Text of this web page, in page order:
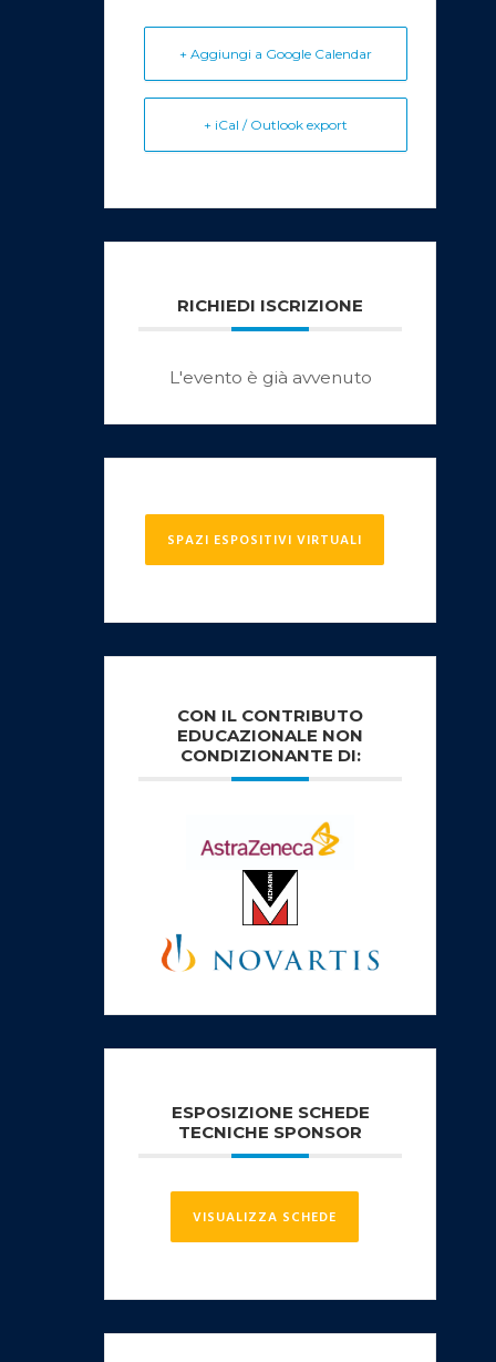
+ Aggiungi a Google Calendar
+ iCal / Outlook export
RICHIEDI ISCRIZIONE
L'evento è già avvenuto
SPAZI ESPOSITIVI VIRTUALI
CON IL CONTRIBUTO
EDUCAZIONALE NON
CONDIZIONANTE DI:
ESPOSIZIONE SCHEDE
TECNICHE SPONSOR
VISUALIZZA SCHEDE